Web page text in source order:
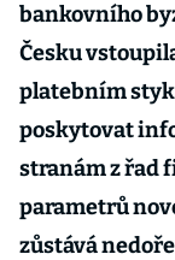
bankovního
Česku
platebním
poskytovat
stranám z řad
parametrů
zůstává